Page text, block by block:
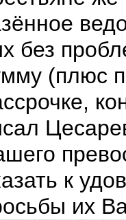
без
(плюс
к
их